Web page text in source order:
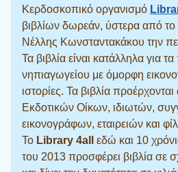
Κερδοσκοπικό οργανισμό
βιβλίων δωρεάν, ύστερα από το
Νέλλης Κωνσταντακάκου την
Τα βιβλία είναι κατάλληλα για τα
νηπιαγωγείου με όμορφη
ιστορίες. Τα βιβλία
Εκδοτικών Οίκων, ιδιωτών,
εικονογράφων, εταιρειών και
Το Library 4all εδώ και 10
του 2013 προσφέρει βιβλία σε